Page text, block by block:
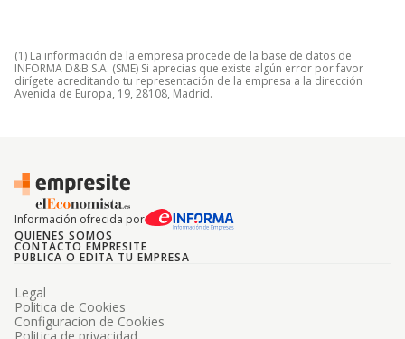
(1) La información de la empresa procede de la base de datos de
INFORMA D&B S.A. (SME) Si aprecias que existe algún error por favor
dirígete acreditando tu representación de la empresa a la dirección
Avenida de Europa, 19, 28108, Madrid.
Información ofrecida por
QUIENES SOMOS
CONTACTO EMPRESITE
PUBLICA O EDITA TU EMPRESA
Legal
Politica de Cookies
Configuracion de Cookies